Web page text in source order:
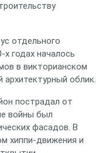
отдельного
годах началось
в викторианском
архитектурный облик.
пострадал от
войны был
фасадов. В
хиппи‑движения и